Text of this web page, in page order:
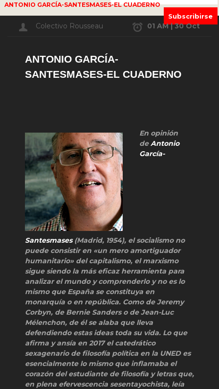
ANTONIO GARCÍA-SANTESMASES-EL CUADERNO
Colectivo Rousseau 01 AM | 30 Oct
ANTONIO GARCÍA-
SANTESMASES-EL CUADERNO
En opinión
deAntonio
García-
Santesmases(Madrid, 1954), el socialismo no
puede consistir en «un mero amortiguador
humanitario» del capitalismo, el marxismo
sigue siendo la más eficaz herramienta para
analizar el mundo y comprenderlo y no es lo
mismo que España se constituya en
monarquía o en república. Como de Jeremy
Corbyn, de Bernie Sanders o de Jean-Luc
Mélenchon, de él se alaba que lleva
defendiendo estas ideas toda su vida. Lo que
afirma y ansía en 2017 el catedrático
sexagenario de filosofía política en la UNED es
esencialmente lo mismo que inflamaba el
corazón del estudiante de filosofía y letras que,
en plena efervescencia sesentayochista, leía